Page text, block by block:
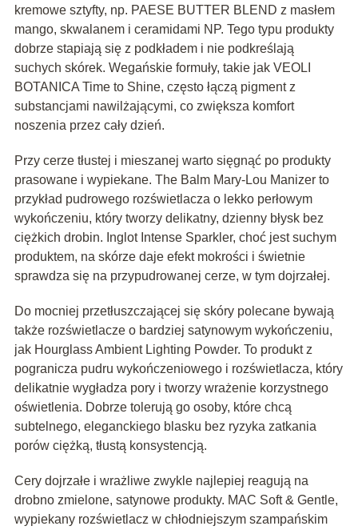
kremowe sztyfty, np. PAESE BUTTER BLEND z masłem
mango, skwalanem i ceramidami NP. Tego typu produkty
dobrze stapiają się z podkładem i nie podkreślają
suchych skórek. Wegańskie formuły, takie jak VEOLI
BOTANICA Time to Shine, często łączą pigment z
substancjami nawilżającymi, co zwiększa komfort
noszenia przez cały dzień.
Przy cerze tłustej i mieszanej warto sięgnąć po produkty
prasowane i wypiekane. The Balm Mary-Lou Manizer to
przykład pudrowego rozświetlacza o lekko perłowym
wykończeniu, który tworzy delikatny, dzienny błysk bez
ciężkich drobin. Inglot Intense Sparkler, choć jest suchym
produktem, na skórze daje efekt mokrości i świetnie
sprawdza się na przypudrowanej cerze, w tym dojrzałej.
Do mocniej przetłuszczającej się skóry polecane bywają
także rozświetlacze o bardziej satynowym wykończeniu,
jak Hourglass Ambient Lighting Powder. To produkt z
pogranicza pudru wykończeniowego i rozświetlacza, który
delikatnie wygładza pory i tworzy wrażenie korzystnego
oświetlenia. Dobrze tolerują go osoby, które chcą
subtelnego, eleganckiego blasku bez ryzyka zatkania
porów ciężką, tłustą konsystencją.
Cery dojrzałe i wrażliwe zwykle najlepiej reagują na
drobno zmielone, satynowe produkty. MAC Soft & Gentle,
wypiekany rozświetlacz w chłodniejszym szampańskim